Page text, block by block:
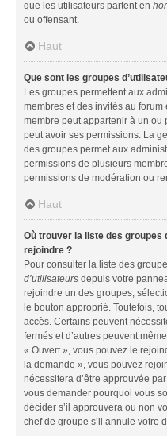
que les utilisateurs partent en
ou offensant.
Haut
Que sont les groupes
Les groupes permettent aux
membres et des invités au
membre peut appartenir à un
peut avoir ses permissions. La
des groupes permet aux
permissions de plusieurs
permissions de modération ou
Haut
Où trouver la liste des groupes
rejoindre ?
Pour consulter la liste des
d’utilisateurs depuis votre
rejoindre un des groupes,
le bouton approprié. Toutefois,
accès. Certains peuvent
fermés et d’autres peuvent
« Ouvert », vous pouvez le
la demande », vous pouvez
nécessitera d’être approuvée
vous demander pourquoi vous
décider s’il approuvera ou non
chef de groupe s’il annule votre